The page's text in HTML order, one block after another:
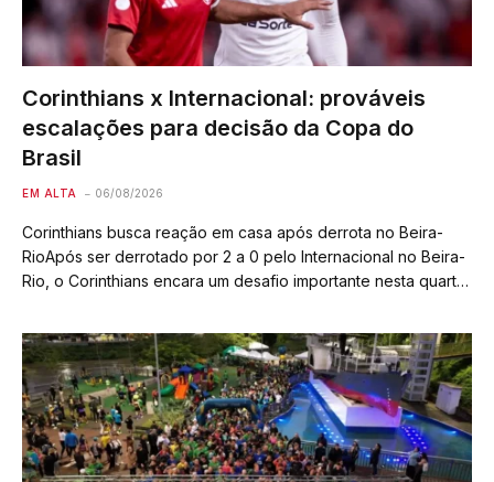
Corinthians x Internacional: prováveis
escalações para decisão da Copa do
Brasil
EM ALTA 06/08/2026
Corinthians busca reação em casa após derrota no Beira-
RioApós ser derrotado por 2 a 0 pelo Internacional no Beira-
Rio, o Corinthians encara um desafio importante nesta quarta-
Copa do Brasil,…